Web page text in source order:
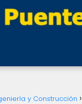
y Construcción